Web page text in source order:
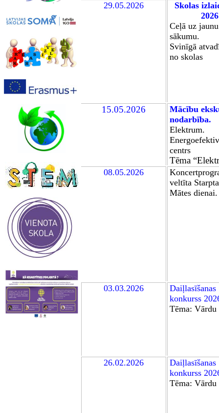
29.05.2026
Skolas
2026
Ceļā uz jaunu
sākumu.
Svinīgā
no skolas
15.05.2026 Mācību
nodarbība.
Elektrum.
centrs
Tēma
08.05.2026
veltīta
Mātes dienai.
03.03.2026
Daiļlasīšanas
konkurss
Tēma: Vārdu
26.02.2026
Daiļlasīšanas
konkurss
Tēma: Vārdu